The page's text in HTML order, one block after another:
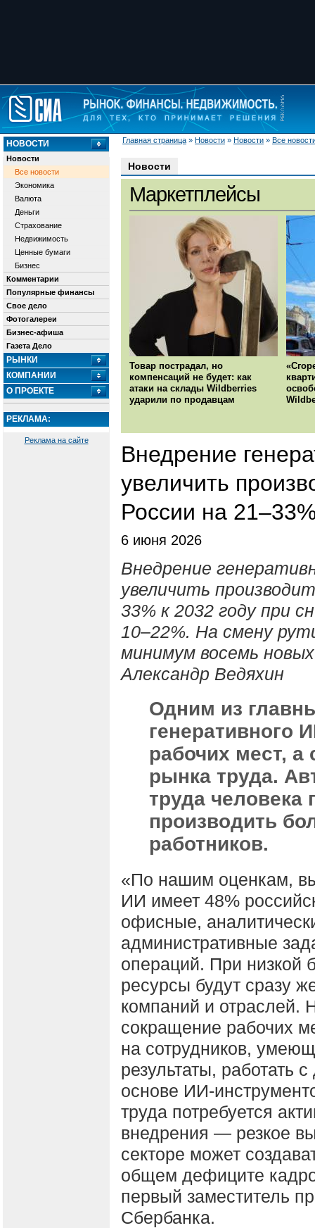
Главная страница » Новости » Новости » Все
НОВОСТИ
Новости
Все новости
Экономика
Валюта
Деньги
Страхование
Недвижимость
Ценные бумаги
Бизнес
Комментарии
Популярные финансы
Свое дело
Фотогалереи
Бизнес-афиша
Газета Дело
РЫНКИ
КОМПАНИИ
О ПРОЕКТЕ
РЕКЛАМА:
Реклама на сайте
Новости
Маркетплейсы
Товар пострадал, но
компенсаций не будет: как
атаки на склады Wildberries
ударили по продавцам
Внедрение
увеличить
России на
6 июня 2026
Внедрение
увеличить
33% к 2032 году при
10–22%. На смену
минимум восемь
Александр Ведяхин
Одним из
генеративного
рабочих мест, а
рынка труда.
труда человека
производить
работников.
«По нашим оценкам,
ИИ имеет 48%
офисные,
административные
операций. При низкой
ресурсы будут сразу
компаний и отраслей.
сокращение рабочих
на сотрудников,
результаты, работать
основе ИИ-
труда потребуется
внедрения — резкое
секторе может
общем дефиците
первый заместитель
Сбербанка.